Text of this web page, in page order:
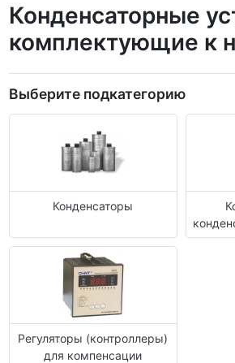
Конденсаторные
комплектующие к
Выберите подкатегорию
Конденсаторы
Регуляторы (контроллеры)
для компенсации